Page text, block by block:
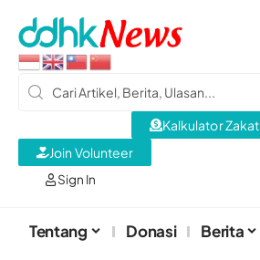
Sign In
Kalkulator Zakat
Join Volunteer
Tentang Donasi Berita